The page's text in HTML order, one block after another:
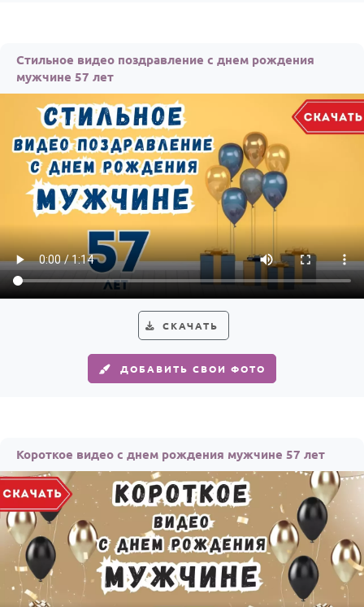
Стильное видео поздравление с днем рождения
мужчине 57 лет
СКАЧАТЬ
ДОБАВИТЬ СВОИ ФОТО
Короткое видео с днем рождения мужчине 57 лет